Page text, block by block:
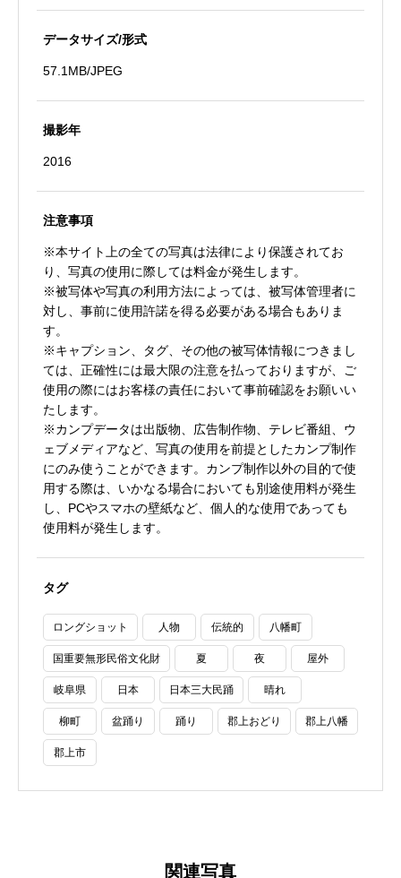
データサイズ/形式
57.1MB/JPEG
撮影年
2016
注意事項
※本サイト上の全ての写真は法律により保護されてお
り、写真の使用に際しては料金が発生します。
※被写体や写真の利用方法によっては、被写体管理者に
対し、事前に使用許諾を得る必要がある場合もありま
す。
※キャプション、タグ、その他の被写体情報につきまし
ては、正確性には最大限の注意を払っておりますが、ご
使用の際にはお客様の責任において事前確認をお願いい
たします。
※カンプデータは出版物、広告制作物、テレビ番組、ウ
ェブメディアなど、写真の使用を前提としたカンプ制作
にのみ使うことができます。カンプ制作以外の目的で使
用する際は、いかなる場合においても別途使用料が発生
し、PCやスマホの壁紙など、個人的な使用であっても
使用料が発生します。
タグ
ロングショット 人物 伝統的 八幡町
国重要無形民俗文化財 夏 夜 屋外
岐阜県 日本 日本三大民踊 晴れ
柳町 盆踊り 踊り 郡上おどり 郡上八幡
郡上市
関連写真